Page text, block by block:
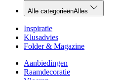
Alle categorieënAlles
Inspiratie
Klusadvies
Folder & Magazine
Aanbiedingen
Raamdecoratie